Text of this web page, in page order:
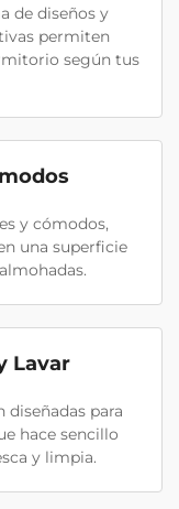
de diseños y
permiten
según tus
y cómodos,
una superficie
Lavar
diseñadas para
hace sencillo
y limpia.